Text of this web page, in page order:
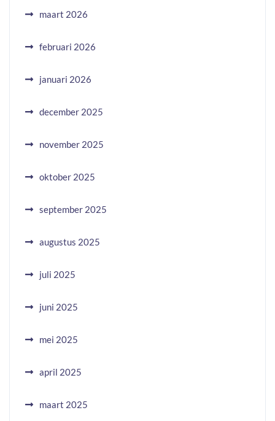
maart 2026
februari 2026
januari 2026
december 2025
november 2025
oktober 2025
september 2025
augustus 2025
juli 2025
juni 2025
mei 2025
april 2025
maart 2025